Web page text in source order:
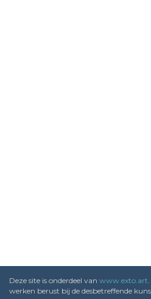
Deze site is onderdeel van www.exto.art
werken berust bij de desbetreffende